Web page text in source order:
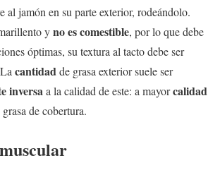
al jamón en su parte exterior, rodeándolo.
yno es comestible, por lo que debe
óptimas, su textura al tacto debe ser
cantidadde grasa exterior suele ser
inversaa la calidad de este: a mayorcalidad
de cobertura.